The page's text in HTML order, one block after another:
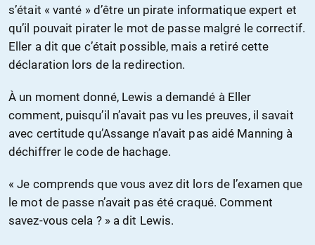
s’était « vanté » d’être un pirate informatique expert et
qu’il pouvait pirater le mot de passe malgré le correctif.
Eller a dit que c’était possible, mais a retiré cette
déclaration lors de la redirection.
À un moment donné, Lewis a demandé à Eller
comment, puisqu’il n’avait pas vu les preuves, il savait
avec certitude qu’Assange n’avait pas aidé Manning à
déchiffrer le code de hachage.
« Je comprends que vous avez dit lors de l’examen que
le mot de passe n’avait pas été craqué. Comment
savez-vous cela ? » a dit Lewis.